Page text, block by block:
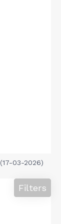
(17-03-2026)
Filters